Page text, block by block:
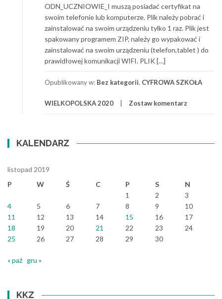
ODN_UCZNIOWIE_I muszą posiadać certyfikat na
swoim telefonie lub komputerze. Plik należy pobrać i
zainstalować na swoim urządzeniu tylko 1 raz. Plik jest
spakowany programem ZIP, należy go wypakować i
zainstalować na swoim urządzeniu (telefon,tablet ) do
prawidłowej komunikacji WIFI. PLIK […]
Opublikowany w: Bez kategorii, CYFROWA SZKOŁA
WIELKOPOLSKA 2020 Zostaw komentarz
KALENDARZ
listopad 2019
P
W Ś C P S
N
1
2
3
4
5 6 7 8 9
10
11
12 13 14 15 16
17
18
19 20 21 22 23
24
25
26 27 28 29 30
« paź gru »
KKZ